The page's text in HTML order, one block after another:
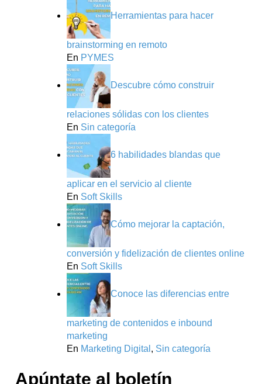
Herramientas para hacer
brainstorming en remoto
En PYMES
Descubre cómo construir
relaciones sólidas con los clientes
En Sin categoría
6 habilidades blandas que
aplicar en el servicio al cliente
En Soft Skills
Cómo mejorar la captación,
conversión y fidelización de clientes online
En Soft Skills
Conoce las diferencias entre
marketing de contenidos e inbound
marketing
En Marketing Digital , Sin categoría
Apúntate al boletín